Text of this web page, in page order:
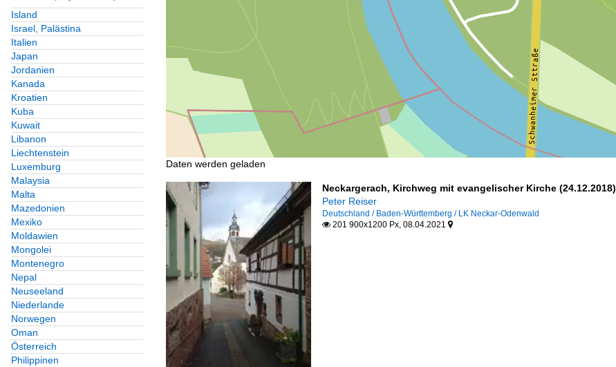
Island
Israel, Palästina
Italien
Japan
Jordanien
Kanada
Kroatien
Kuba
Kuwait
Libanon
Liechtenstein
Luxemburg
Malaysia
Malta
Mazedonien
Mexiko
Moldawien
Mongolei
Montenegro
Nepal
Neuseeland
Niederlande
Norwegen
Oman
Österreich
Philippinen
Daten werden geladen
Neckargerach, Kirchweg mit evangelischer Kirche (24.12.2018)
Peter Reiser
Deutschland / Baden-Württemberg / LK Neckar-Odenwald
201 900x1200 Px, 08.04.2021 